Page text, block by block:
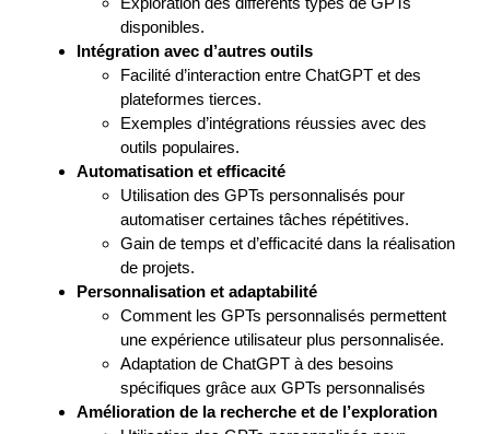
disponibles.
Intégration avec d’autres outils
Facilité d’interaction entre ChatGPT et des
plateformes tierces.
Exemples d’intégrations réussies avec des
outils populaires.
Automatisation et efficacité
Utilisation des GPTs personnalisés pour
automatiser certaines tâches répétitives.
Gain de temps et d’efficacité dans la réalisation
de projets.
Personnalisation et adaptabilité
Comment les GPTs personnalisés permettent
une expérience utilisateur plus personnalisée.
Adaptation de ChatGPT à des besoins
spécifiques grâce aux GPTs personnalisés
Amélioration de la recherche et de l’exploration